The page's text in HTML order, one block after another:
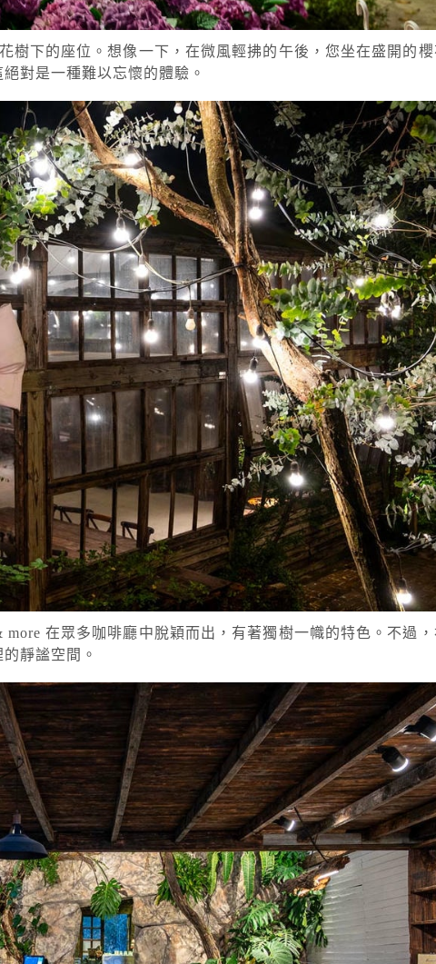
下的座位。想像一下，在微風輕拂的午後，您坐在盛開的櫻
對是一種難以忘懷的體驗。
在眾多咖啡廳中脫穎而出，有著獨樹一幟的特色。不過，
靜謐空間。